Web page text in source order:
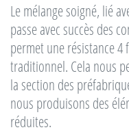
Le mélange soigné, lié
passe avec succès des
permet une résistance
traditionnel. Cela nous
la section des
nous produisons des
réduites.